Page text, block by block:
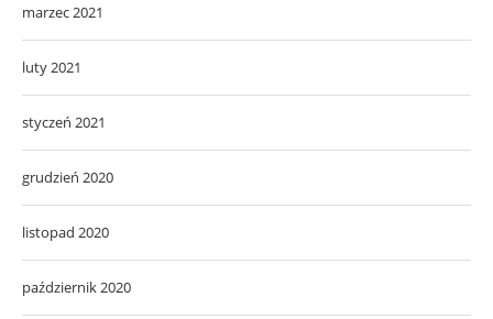
marzec 2021
luty 2021
styczeń 2021
grudzień 2020
listopad 2020
październik 2020